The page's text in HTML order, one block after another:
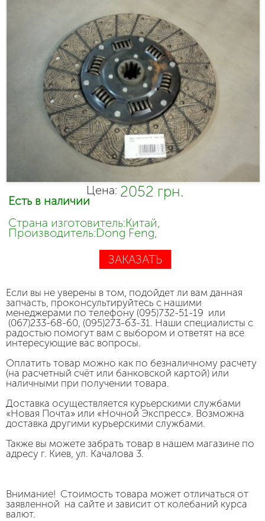
Цена: 2052 грн.
Есть в наличии
Страна изготовитель:Китай,
Производитель:Dong Feng,
ЗАКАЗАТЬ
Если вы не уверены в том, подойдет ли вам данная
запчасть, проконсультируйтесь с нашими
менеджерами по телефону (095)732-51-19 или
(067)233-68-60, (095)273-63-31. Наши специалисты с
радостью помогут вам с выбором и ответят на все
интересующие вас вопросы.
Оплатить товар можно как по безналичному расчету
(на расчетный счёт или банковской картой) или
наличными при получении товара.
Доставка осуществляется курьерскими службами
«Новая Почта» или «Ночной Экспресс». Возможна
доставка другими курьерскими службами.
Также вы можете забрать товар в нашем магазине по
адресу г. Киев, ул. Качалова 3.
Внимание! Стоимость товара может отличаться от
заявленной на сайте и зависит от колебаний курса
валют.